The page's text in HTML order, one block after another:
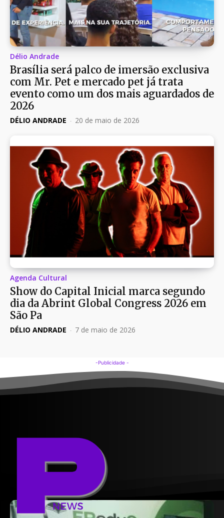
Délio Andrade
Brasília será palco de imersão exclusiva
com Mr. Pet e mercado pet já trata
evento como um dos mais aguardados de
2026
DÉLIO ANDRADE - 20 de maio de 2026
Agenda Cultural
Show do Capital Inicial marca segundo
dia da Abrint Global Congress 2026 em
São Pa
DÉLIO ANDRADE - 7 de maio de 2026
-Publicidade -